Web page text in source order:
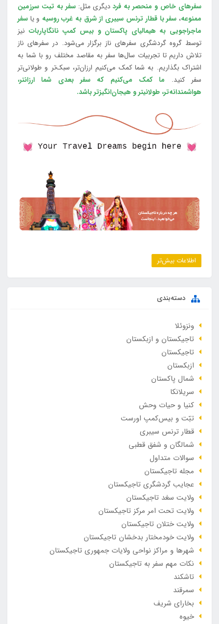
سفرهای خاص و منحصر به فرددیگری مثل:سفر به تبت سرزمین
ممنوعه، سفر با قطار ترنس سیبری از شرق به غرب روسیه و یا سفر
ماجراجویی به هیمالیای پاکستان و بیس کمپ نانگاپاربات نیز
توسط گروه گردشگری سفرهای ناز برگزار می‌شود. در سفرهای ناز
تلاش داریم تا تجربیات سال‌ها سفر به مقاصد مختلف رو با شما به
اشتراک بگذاریم. به شما کمک می‌کنیم ارزان‌تر، سبک‌تر و طولانی‌تر
سفر کنید. ما کمک می‌کنیم که سفر بعدی شما ارزانتر،
هواشمندانه‌تر، طولانی‎تر و هیجان‌انگیزتر باشد.
اطلاعات بیش‌تر
دسته‌بندی
ونزوئلا
تاجیکستان و ازبکستان
تاجیکستان
ازبکستان
شمال پاکستان
سریلانکا
کنیا و حیات وحش
تبّت و بیس‌کمپ اورست
قطار ترنس سیبری
شمالگان و شفق قطبی
سوالات متداول
مجله تاجیکستان
عجایب گردشگری تاجیکستان
ولایت سغد تاجیکستان
ولایت تحت امر مرکز تاجیکستان
ولایت ختلان تاجیکستان
ولایت خودمختار بدخشان تاجیکستان
شهرها و مراکز نواحی ولایات جمهوری تاجیکستان
نکات مهم سفر به تاجیکستان
تاشکند
سمرقند
بخارای شریف
خیوه